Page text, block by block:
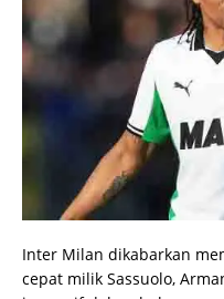
Inter Milan dikabarkan
cepat milik Sassuolo,